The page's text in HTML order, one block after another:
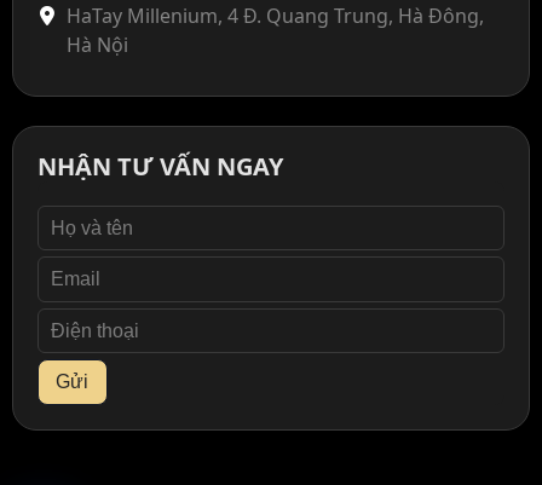
HaTay Millenium, 4 Đ. Quang Trung, Hà Đông,
Hà Nội
NHẬN TƯ VẤN NGAY
Gửi